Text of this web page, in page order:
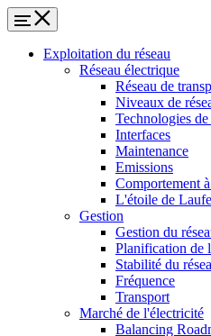
Exploitation du réseau
Réseau électrique
Réseau de
Niveaux de
Technologies de
Interfaces
Maintenance
Emissions
Comportement
L'étoile de
Gestion
Gestion du
Planification de
Stabilité du
Fréquence
Transport
Marché de l'électricité
Balancing